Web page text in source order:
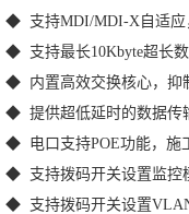
◆ 支持MDI/MDI-X自适应
◆ 支持最长10Kbyte超长
◆ 内置高效交换核心，抑
◆ 提供超低延时的数据传
◆ 电口支持POE功能，施
◆ 支持拨码开关设置监控
◆ 支持拨码开关设置